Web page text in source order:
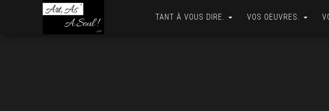
A
TANT À VOUS DIRE. VOS OEUVRES.